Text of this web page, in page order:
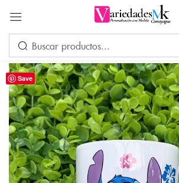
Save
Acceder
Por favor, introduce una respuesta en
veinte − 1 =
Recuérdame ¿Ha perdido